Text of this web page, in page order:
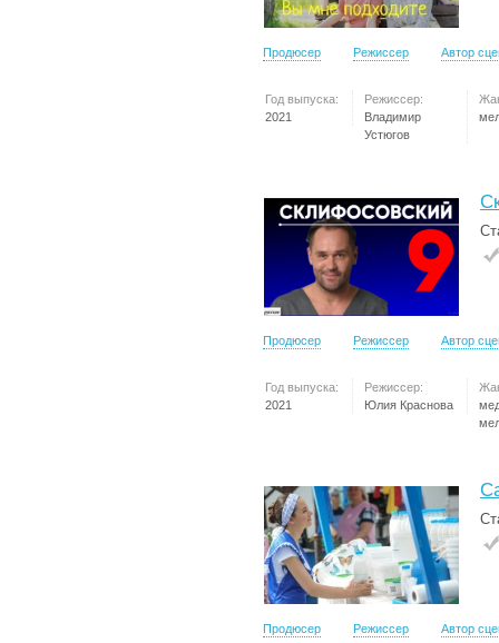
Продюсер Режиссер Автор
Год выпуска:
2021
Режиссер:
Владимир
Устюгов
Продюсер Режиссер Автор
Год выпуска:
2021
Режиссер:
Юлия Краснова
Продюсер Режиссер Автор